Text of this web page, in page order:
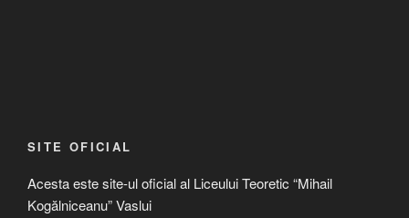
SITE OFICIAL
Acesta este site-ul oficial al Liceului Teoretic “Mihail
Kogălniceanu” Vaslui